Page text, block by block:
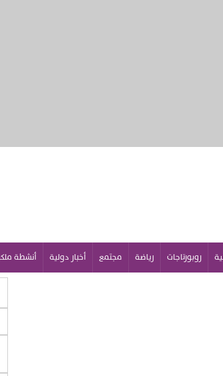
روبورتاجات رياضة مجتمع أخبار دولية أنشطة